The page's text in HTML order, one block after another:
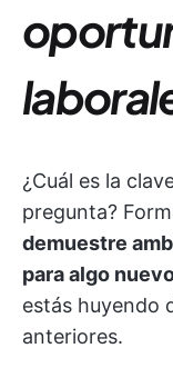
¿Cuál es la
pregunta?
demuestre
para algo
estás huyendo
anteriores.